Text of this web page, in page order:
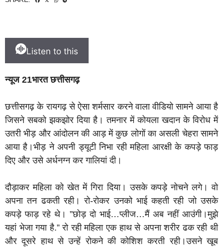
Listen to this
न्यूज 21भारत छत्तीसगढ़
छत्तीसगढ़ के रायगढ़ से ऐसा शर्मसार करने वाला वीडियो सामने आया है
जिसने सबको झकझोर दिया है। तमनार में कोयला खदान के विरोध में
उतरी भीड़ और आंदोलन की आड़ में कुछ लोगों का असली चेहरा सामने
आया है।भीड़ ने अपनी ड्यूटी निभा रही महिला आरक्षी के कपड़े फाड़
दिए और उसे अर्धनग्न कर गालियां दी।
दौड़ाकर महिला को खेत में गिरा दिया। उसके कपड़े नोचने लगे। वो
अपना तन ढकती रही। रो-रोकर उनको भाई कहती रही जो उसके
कपड़े फाड़ रहे थे। ”छोड़ दो भाई…प्लीज…मैं अब नहीं आउंगी।मुझे
यहां भेजा गया है.” रो रही महिला एक हाथ से अपना शरीर ढक रही थी
और दूसरे हाथ से उन्हें रोकने की कोशिश करती रही।उसने खूब